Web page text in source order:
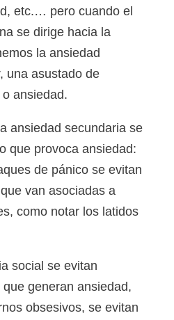
etc.… pero cuando el
se dirige hacia la
la ansiedad
una asustado de
ansiedad.
ansiedad secundaria se
que provoca ansiedad:
de pánico se evitan
van asociadas a
como notar los latidos
social se evitan
generan ansiedad,
obsesivos, se evitan